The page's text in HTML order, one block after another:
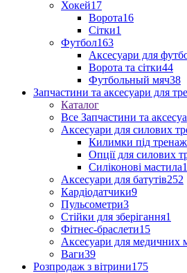
Хокей17
Ворота16
Сітки1
Футбол163
Аксесуари для
Ворота та сітки44
Футбольный мяч38
Запчастини та аксесуари для
Каталог
Все Запчастини та
Аксесуари для силових
Килимки під
Опції для силових
Силіконові мастила
Аксесуари для батутів252
Кардіодатчики9
Пульсометри3
Стійки для зберігання1
Фітнес-браслети15
Аксесуари для медичних
Ваги39
Розпродаж з вітрини175